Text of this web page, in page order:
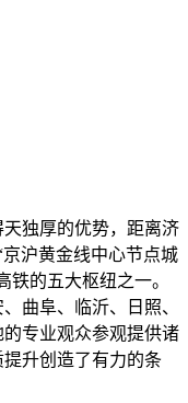
独厚的优势，距离济
沪黄金线中心节点城
铁的五大枢纽之一。
曲阜、临沂、日照、
专业观众参观提供诸
升创造了有力的条